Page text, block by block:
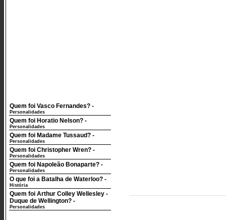
Quem foi Vasco Fernandes? -
Personalidades
Quem foi Horatio Nelson? -
Personalidades
Quem foi Madame Tussaud? -
Personalidades
Quem foi Christopher Wren? -
Personalidades
Quem foi Napoleão Bonaparte? -
Personalidades
O que foi a Batalha de Waterloo? -
História
Quem foi Arthur Colley Wellesley -
Duque de Wellington? -
Personalidades